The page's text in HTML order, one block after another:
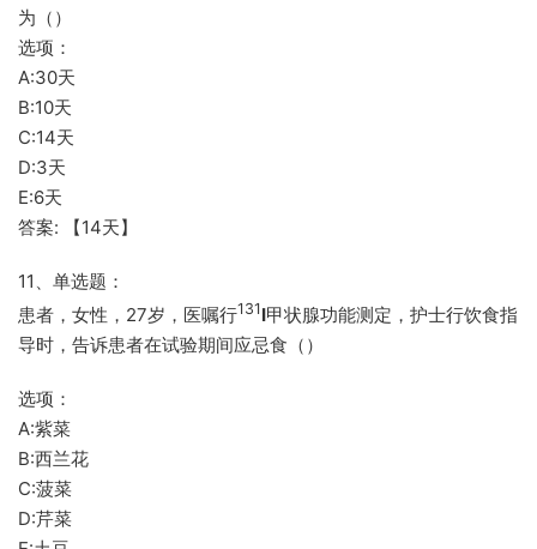
为（）
选项：
A:30天
B:10天
C:14天
D:3天
E:6天
答案: 【14天】
11、单选题：
患者，女性，27岁，医嘱行131 I甲状腺功能测定，护士行饮食指
导时，告诉患者在试验期间应忌食（）
选项：
A:紫菜
B:西兰花
C:菠菜
D:芹菜